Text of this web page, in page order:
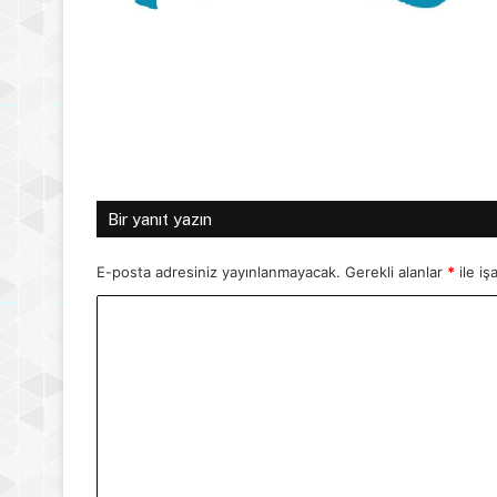
Bir yanıt yazın
E-posta adresiniz yayınlanmayacak. Gerekli alanlar * ile